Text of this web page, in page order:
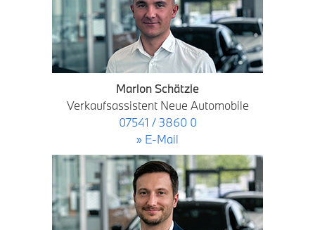
Marlon Schätzle
Verkaufsassistent Neue Automobile
07541 / 3860 0
» E-Mail